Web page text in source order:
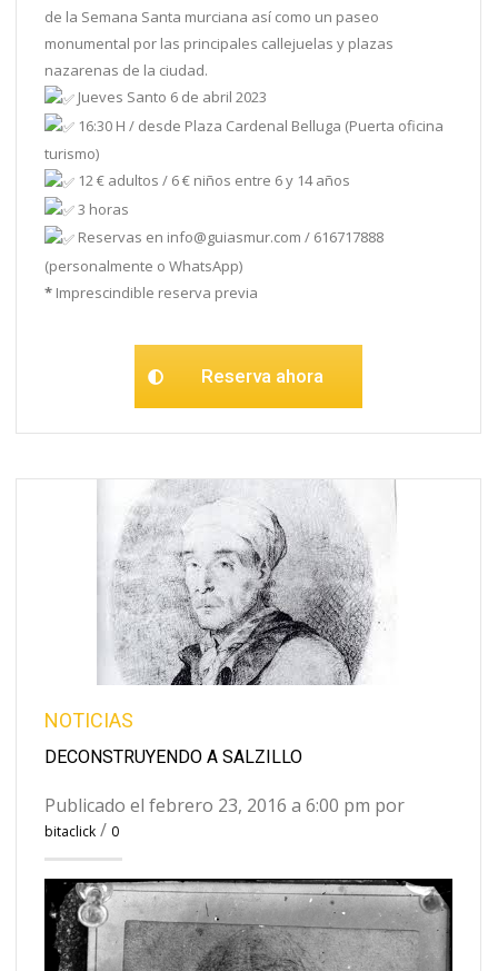
de la Semana Santa murciana así como un paseo
monumental por las principales callejuelas y plazas
nazarenas de la ciudad.
Jueves Santo 6 de abril 2023
16:30 H / desde Plaza Cardenal Belluga (Puerta oficina
turismo)
12 € adultos / 6 € niños entre 6 y 14 años
3 horas
Reservas en info@guiasmur.com / 616717888
(personalmente o WhatsApp)
* Imprescindible reserva previa
Reserva ahora
NOTICIAS
DECONSTRUYENDO A SALZILLO
Publicado el febrero 23, 2016 a 6:00 pm por
bitaclick / 0